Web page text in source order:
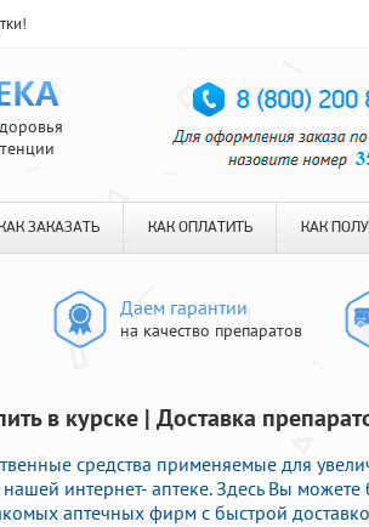
КАК ЗАКАЗАТЬ КАК ОПЛАТИТЬ КАК
Даем гарантии
на качество препаратов
в курске | Доставка
средства применяемые для
интернет- аптеке. Здесь Вы можете
аптечных фирм с быстрой